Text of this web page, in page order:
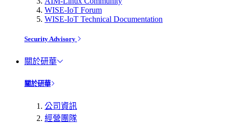
WISE-IoT Forum
WISE-IoT Technical Documentation
Security Advisory
關於研華
關於研華
公司資訊
經營團隊